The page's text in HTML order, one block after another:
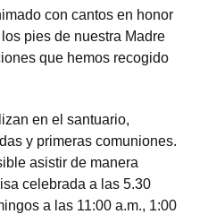
con cantos en honor
pies de nuestra Madre
que hemos recogido
en el santuario,
y primeras comuniones.
asistir de manera
celebrada a las 5.30
a las 11:00 a.m., 1:00